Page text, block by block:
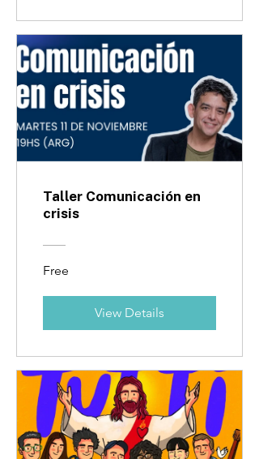
Taller Comunicación en
crisis
Free
View Details